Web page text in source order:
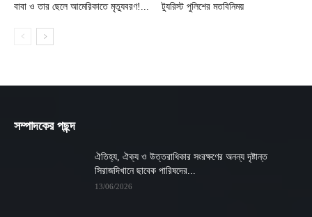
বাবা ও তার ছেলে আমেরিকাতে মৃত্যুবরণ!...
ট্যুরিস্ট পুলিশের মতবিনিময়
সম্পাদকের পছন্দ
ঐতিহ্য, ঐক্য ও উত্তরাধিকার সংরক্ষণের অনন্য দৃষ্টান্ত
সিরাজদিখানে ছাবেক পারিষদের...
13/06/2026